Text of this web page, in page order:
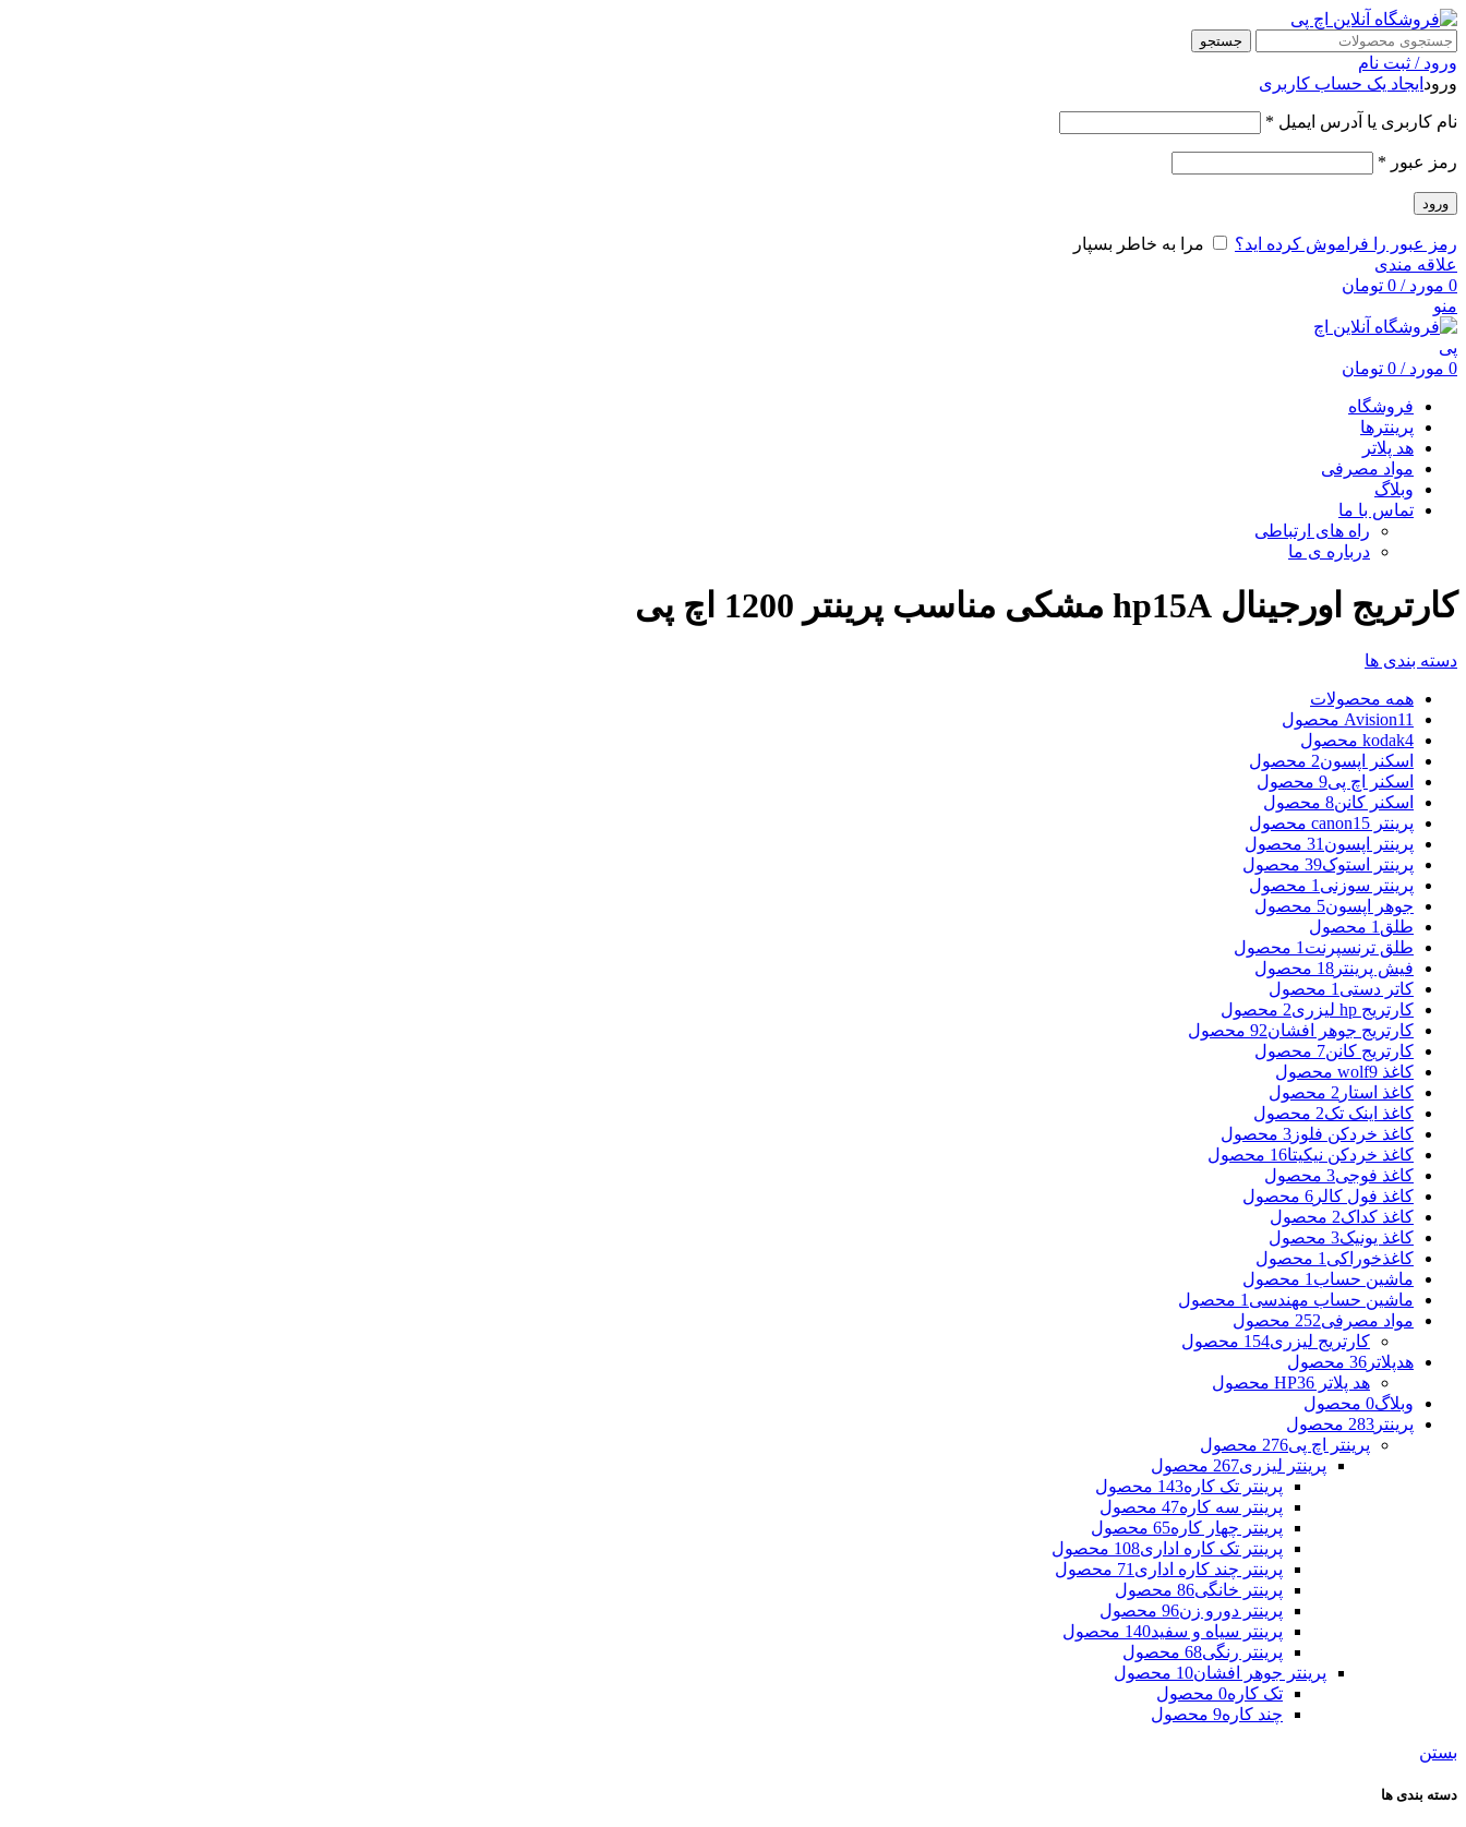
جستجو
ورود / ثبت نام
ورود ایجاد یک حساب کاربری
نام کاربری یا آدرس ایمیل *
رمز عبور *
ورود
رمز عبور را فراموش کرده اید؟
مرا به خاطر بسپار
علاقه مندی
0 مورد /
0 تومان
منو
0 مورد /
0 تومان
فروشگاه
پرینترها
هد پلاتر
مواد مصرفی
وبلاگ
تماس با ما
راه های ارتباطی
درباره ی ما
کارتریج اورجینال hp15A مشکی مناسب پرینتر 1200 اچ پی
دسته بندی ها
همه محصولات
Avision11 محصول
kodak4 محصول
اسکنر اپسون2 محصول
اسکنر اچ پی9 محصول
اسکنر کانن8 محصول
پرینتر canon 15 محصول
پرینتر اپسون 31 محصول
پرینتر استوک39 محصول
پرینتر سوزنی 1 محصول
جوهر اپسون5 محصول
طلق 1 محصول
طلق ترنسپرنت 1 محصول
فیش پرینتر 18 محصول
کاتر دستی 1 محصول
کارتریج hp لیزری
2 محصول
کارتریج جوهر افشان92 محصول
کارتریج کانن7 محصول
کاغذ wolf 9 محصول
کاغذ استار 2 محصول
کاغذ اینک تک2 محصول
کاغذ خردکن فلوز 3 محصول
کاغذ خردکن نیکیتا16 محصول
کاغذ فوجی3 محصول
کاغذ فول کالر 6 محصول
کاغذ کداک2 محصول
کاغذ یونیک3 محصول
کاغذخوراکی 1 محصول
ماشین حساب 1 محصول
ماشین حساب مهندسی 1 محصول
مواد مصرفی252 محصول
کارتریج لیزری154 محصول
هدپلاتر 36 محصول
هد پلاتر HP 36 محصول
وبلاگ0 محصول
پرینتر 283 محصول
پرینتر اچ پی276 محصول
پرینتر لیزری267 محصول
پرینتر تک کاره143 محصول
پرینتر سه کاره47 محصول
پرینتر چهار کاره65 محصول
پرینتر تک کاره اداری108 محصول
پرینتر چند کاره اداری 71 محصول
پرینتر خانگی86 محصول
پرینتر دورو زن96 محصول
پرینتر سیاه و سفید140 محصول
پرینتر رنگی68 محصول
پرینتر جوهر افشان10 محصول
تک کاره0 محصول
چند کاره9 محصول
بستن
دسته بندی ها